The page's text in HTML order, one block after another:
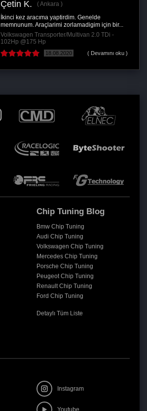
Çetin K.
Ankara
İkinci kez aracıma yaptirdim. Genelde
memnunum. Araçlarimi zorlamadigim için bir...
Volkswagen Transporter/Multivan 2.0 TDi -
102Hp @175 Hp
18.08.2020 ( Devamını oku )
Chip Tuning Blog
Bmw Chip Tuning
Audi Chip Tuning
Volkswagen Chip Tuning
Mercedes Chip Tuning
Porsche Chip Tuning
Peugeot Chip Tuning
Renault Chip Tuning
Ford Chip Tuning
Detaylı Tüm Liste
Instagram
Youtube